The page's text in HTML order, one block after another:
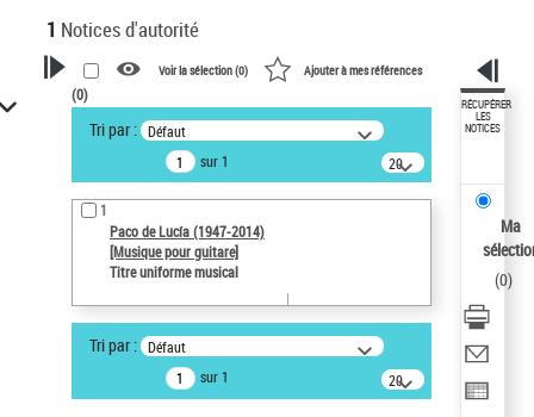
1 Notices d'autorité
VOTRE RECHERCHE
Recherche avancée dans les
notices d’autorité
Œuvres liées à l'auteur :
Paco de Lucía (1947-2014)
Statut de la notice d’autorité
Notice élémentaire
Sauvegarder votre recherche
Voir la sélection (0) Ajouter à mes références
(0)
Tri par : Défaut
sur 1
20
résultats/page
1
Paco de Lucía (1947-2014)
[Musique pour guitare]
Titre uniforme musical
Tri par : Défaut
sur 1
20
résultats/page
RÉCUPÉRER
LES
NOTICES
Ma
(0)